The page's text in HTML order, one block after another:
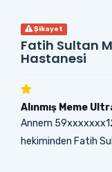
Şikayet
Fatih Sultan
Hastanesi
Alınmış Meme
Annem 59xxxxxxx12
hekiminden Fatih